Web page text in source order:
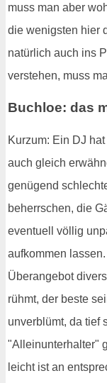
muss man aber
die wenigsten hier
natürlich auch ins
verstehen, muss
Buchloe: das
Kurzum: Ein DJ
auch gleich
genügend
beherrschen, die
eventuell völlig
aufkommen
Überangebot
rühmt, der beste
unverblümt, da tief
"Alleinunterhalter"
leicht ist an